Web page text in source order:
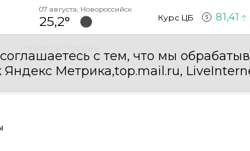
07 августа, Новороссийск
25,2° Курс ЦБ 81,41
с тем, что мы
Метрика,top.mail.ru,